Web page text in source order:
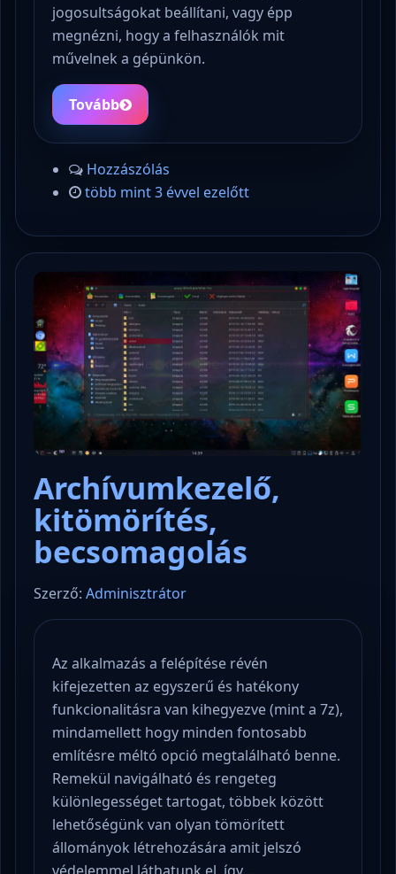
jogosultságokat beállítani, vagy épp
megnézni, hogy a felhasználók mit
művelnek a gépünkön.
Tovább
Hozzászólás
több mint 3 évvel ezelőtt
Archívumkezelő,
kitömörítés,
becsomagolás
Szerző: Adminisztrátor
Az alkalmazás a felépítése révén
kifejezetten az egyszerű és hatékony
funkcionalitásra van kihegyezve (mint a 7z),
mindamellett hogy minden fontosabb
említésre méltó opció megtalálható benne.
Remekül navigálható és rengeteg
különlegességet tartogat, többek között
lehetőségünk van olyan tömörített
állományok létrehozására amit jelszó